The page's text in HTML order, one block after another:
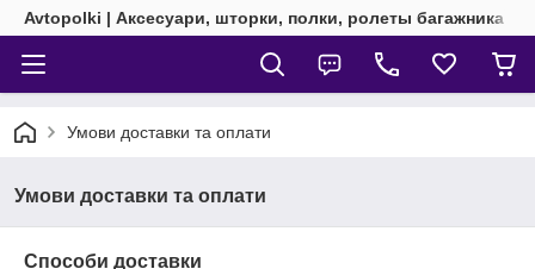
Avtopolki | Аксесуари, шторки, полки, ролеты багажника
Умови доставки та оплати
Умови доставки та оплати
Способи доставки